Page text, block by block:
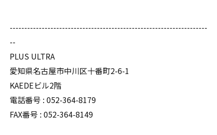
--------------------------------------------------------------------
--
PLUS ULTRA
愛知県名古屋市中川区十番町2-6-1
KAEDEビル2階
電話番号 : 052-364-8179
FAX番号 : 052-364-8149